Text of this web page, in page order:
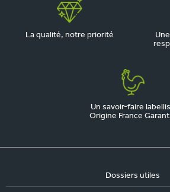
La qualité, notre priorité
Un savoir-faire
Origine France
Dossiers utiles